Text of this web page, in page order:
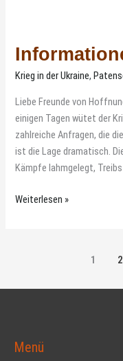
Krieg in der Ukraine,
Liebe Freunde von
einigen Tagen wütet der
zahlreiche Anfragen, die
ist die Lage dramatisch.
Kämpfe lahmgelegt,
Weiterlesen »
1 2
Menü